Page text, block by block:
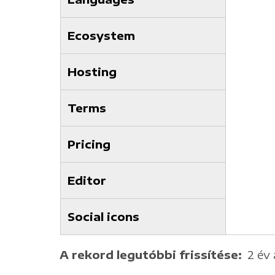
Ecosystem
Hosting
Terms
Pricing
Editor
Social icons
A rekord legutóbbi frissítése 2 év